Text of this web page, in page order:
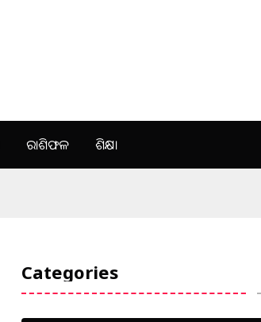
ରାଶିଫଳ ଶିକ୍ଷା
Categories